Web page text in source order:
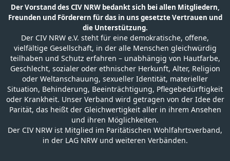
Der Vorstand des CIV NRW bedankt sich bei allen Mitgliedern,
Freunden und Förderern für das in uns gesetzte Vertrauen und
die Unterstützung.
Der CIV NRW e.V. steht für eine demokratische, offene,
vielfältige Gesellschaft, in der alle Menschen gleichwürdig
teilhaben und Schutz erfahren – unabhängig von Hautfarbe,
Geschlecht, sozialer oder ethnischer Herkunft, Alter, Religion
oder Weltanschauung, sexueller Identität, materieller
Situation, Behinderung, Beeinträchtigung, Pflegebedürftigkeit
oder Krankheit. Unser Verband wird getragen von der Idee der
Parität, das heißt der Gleichwertigkeit aller in ihrem Ansehen
und ihren Möglichkeiten.
Der CIV NRW ist Mitglied im Paritätischen Wohlfahrtsverband,
in der LAG NRW und weiteren Verbänden.